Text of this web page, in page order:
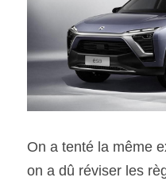
On a tenté la même
on a dû réviser les